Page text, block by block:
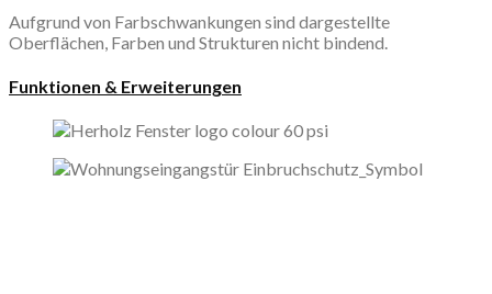
Aufgrund von Farbschwankungen sind dargestellte
Oberflächen, Farben und Strukturen nicht bindend.
Funktionen & Erweiterungen